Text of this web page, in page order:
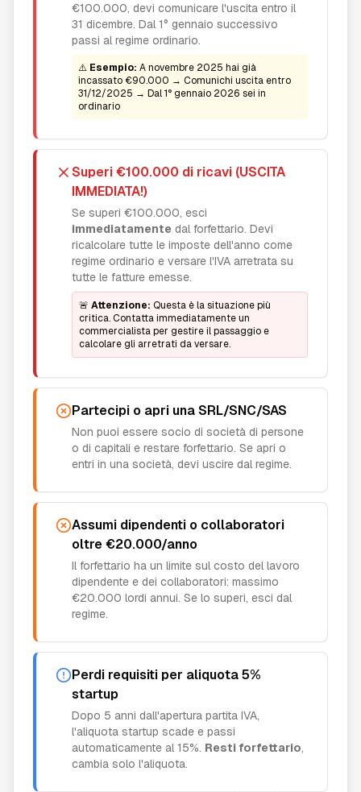
€100.000, devi comunicare l'uscita entro il
31 dicembre. Dal 1° gennaio successivo
passi al regime ordinario.
⚠️ Esempio: A novembre 2025 hai già
incassato €90.000 → Comunichi uscita entro
31/12/2025 → Dal 1° gennaio 2026 sei in
ordinario
Superi €100.000 di ricavi (USCITA
IMMEDIATA!)
Se superi €100.000, esci
immediatamente dal forfettario. Devi
ricalcolare tutte le imposte dell'anno come
regime ordinario e versare l'IVA arretrata su
tutte le fatture emesse.
🚨 Attenzione: Questa è la situazione più
critica. Contatta immediatamente un
commercialista per gestire il passaggio e
calcolare gli arretrati da versare.
Partecipi o apri una SRL/SNC/SAS
Non puoi essere socio di società di persone
o di capitali e restare forfettario. Se apri o
entri in una società, devi uscire dal regime.
Assumi dipendenti o collaboratori
oltre €20.000/anno
Il forfettario ha un limite sul costo del lavoro
dipendente e dei collaboratori: massimo
€20.000 lordi annui. Se lo superi, esci dal
regime.
Perdi requisiti per aliquota 5%
startup
Dopo 5 anni dall'apertura partita IVA,
l'aliquota startup scade e passi
automaticamente al 15%. Resti forfettario,
cambia solo l'aliquota.